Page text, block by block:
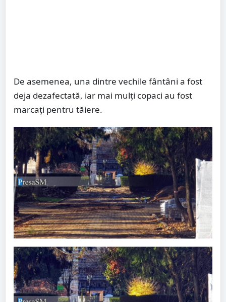
De asemenea, una dintre vechile fântâni a fost
deja dezafectată, iar mai mulți copaci au fost
marcați pentru tăiere.